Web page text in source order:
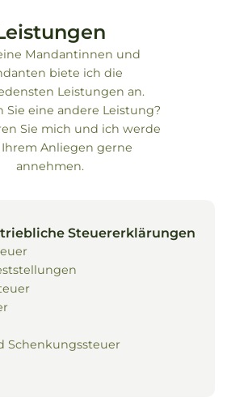
Mandantinnen und
biete ich die
Leistungen an.
Sie eine andere Leistung?
Sie mich und ich werde
Anliegen gerne
annehmen.
Steuererklärungen
Schenkungssteuer